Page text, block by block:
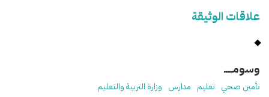
علاقات الوثيقة
وسومـــــ
تأمين صحي تعليم مدارس وزارة التربية والتعليم